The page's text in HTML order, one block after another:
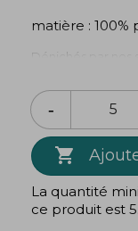
matière : 100%
Dénichés par nos
Prix pour 10
par tranche de
tapez 5 dans

La quantité
ce produit est 5.